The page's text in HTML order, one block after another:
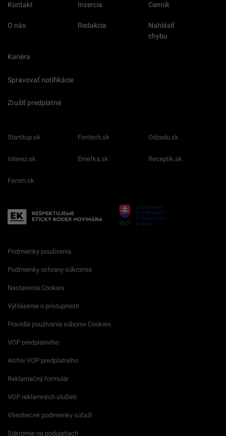
Kontakt Inzercia Cenník
O nás Redakcia
Nahlásiť
chybu
Kariéra
Spravovať notifikácie
Zrušiť predplatné
Startitup.sk Fontech.sk Odzadu.sk
Interez.sk Emefka.sk Receptik.sk
Femm.sk
Podmienky používania
Podmienky ochrany súkromia
Nastavenia Cookies
Vyhlásenie o prístupnosti
Pravidlá používania súborov Cookies
VOP predplatného
Archív VOP predplatného
Reklamačný formulár
VOP reklamných služieb
Všeobecné podmienky súťaží
Súkromie na podujatiach